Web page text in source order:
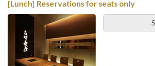
[Lunch] Reservations for seats only